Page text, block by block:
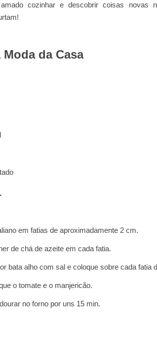
amado cozinhar e descobrir coisas novas
da Casa
em fatias de aproximadamente 2 cm.
de chá de azeite em cada fatia.
bata alho com sal e coloque sobre cada fatia
o tomate e o manjericão.
no forno por uns 15 min.